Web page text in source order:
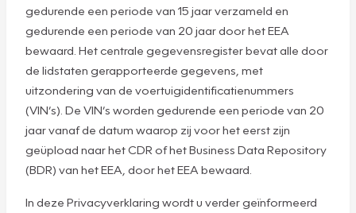
gedurende een periode van 15 jaar verzameld en
gedurende een periode van 20 jaar door het EEA
bewaard. Het centrale gegevensregister bevat alle door
de lidstaten gerapporteerde gegevens, met
uitzondering van de voertuigidentificatienummers
(VIN’s). De VIN’s worden gedurende een periode van 20
jaar vanaf de datum waarop zij voor het eerst zijn
geüpload naar het CDR of het Business Data Repository
(BDR) van het EEA, door het EEA bewaard.
In deze Privacyverklaring wordt u verder geïnformeerd